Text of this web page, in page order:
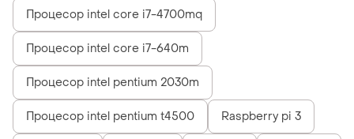
Процесор intel core i7-4700mq
Процесор intel core i7-640m
Процесор intel pentium 2030m
Процесор intel pentium t4500 Raspberry pi 3